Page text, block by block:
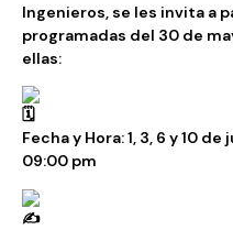
Ingenieros, se les invita a
programadas del 30 de
ellas:
Fecha y Hora: 1, 3, 6 y 10
09:00 pm